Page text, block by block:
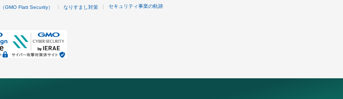
GMO Flatt Security） なりすまし対策 セキュリティ事業の軌跡